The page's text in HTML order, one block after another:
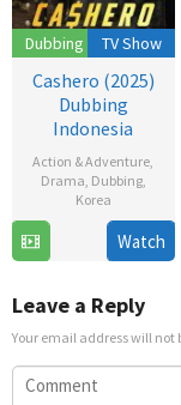
Dubbing TV Show
Cashero (2025)
Dubbing
Indonesia
Action & Adventure,
Drama, Dubbing,
Korea
Dec
Watch
Leave a Reply
Your email address will not